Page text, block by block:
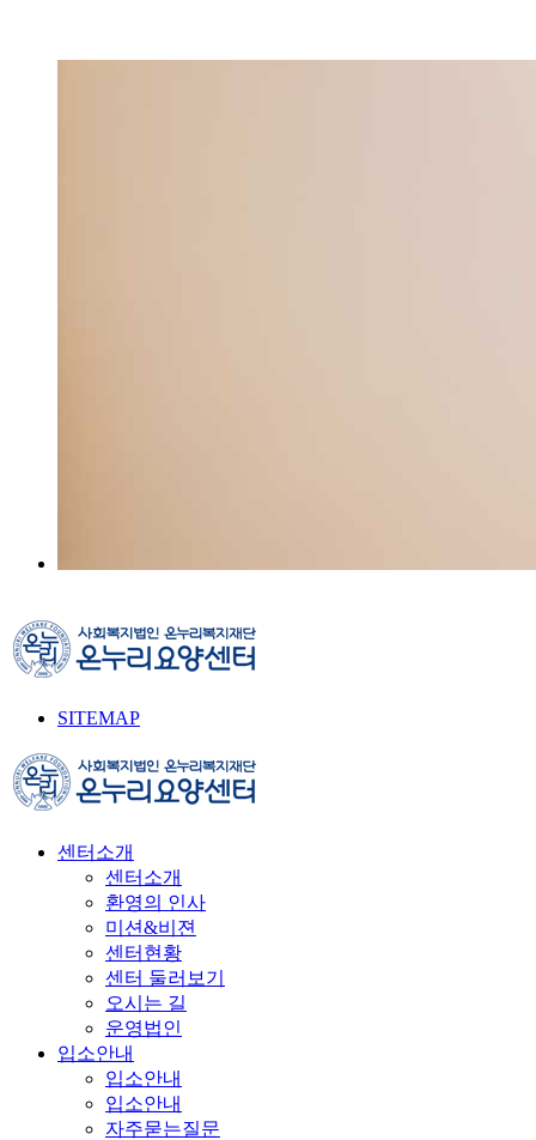
SITEMAP
센터소개
센터소개
환영의 인사
미션&비젼
센터현황
센터 둘러보기
오시는 길
운영법인
입소안내
입소안내
입소안내
자주묻는질문